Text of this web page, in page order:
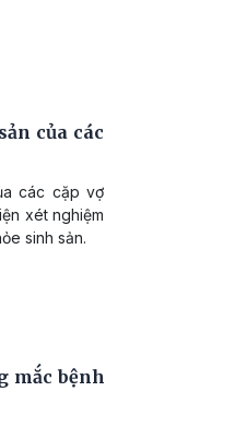
của các
các cặp vợ
xét nghiệm
sinh sản.
mắc bệnh